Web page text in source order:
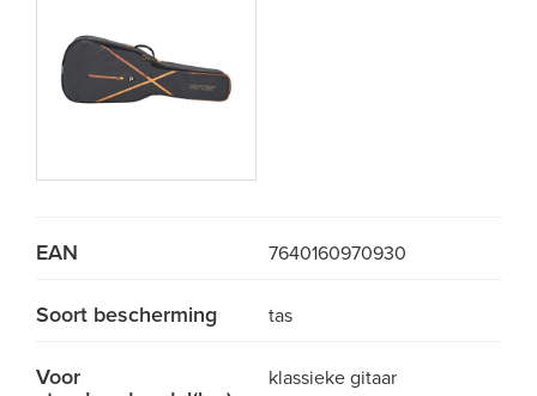
EAN 7640160970930
Soort bescherming tas
Voor
klassieke gitaar